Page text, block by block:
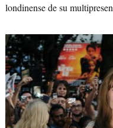
londinense de su